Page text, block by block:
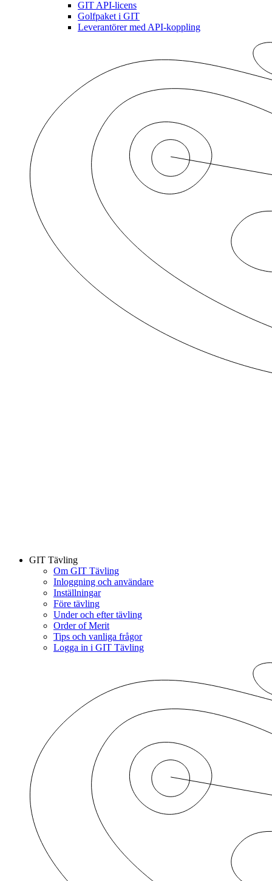
GIT API-licens
Golfpaket i GIT
Leverantörer med API-koppling
GIT Tävling
Om GIT Tävling
Inloggning och användare
Inställningar
Före tävling
Under och efter tävling
Order of Merit
Tips och vanliga frågor
Logga in i GIT Tävling